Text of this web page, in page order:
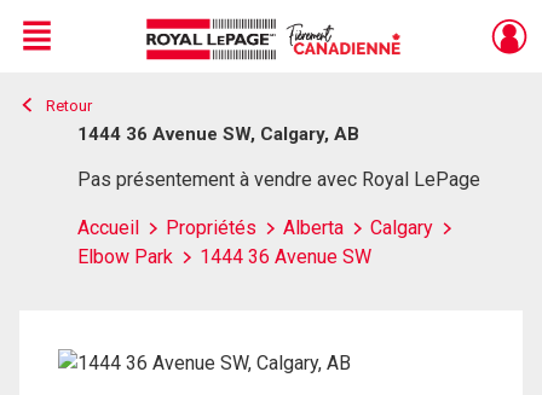
Live
En Direct
Menu
Retour
1444 36 Avenue SW, Calgary, AB
Pas présentement à vendre avec Royal LePage
Accueil Propriétés Alberta
Calgary
Elbow Park
1444 36 Avenue SW